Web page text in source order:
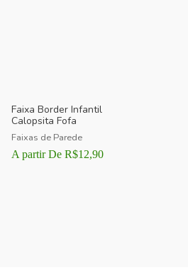
Faixa Border Infantil
Calopsita Fofa
Faixas de Parede
A partir De R$12,90